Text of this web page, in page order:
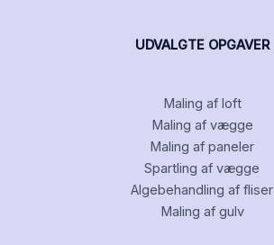
UDVALGTE OPGAVER
Maling af loft
Maling af vægge
Maling af paneler
Spartling af vægge
Algebehandling af fliser
Maling af gulv